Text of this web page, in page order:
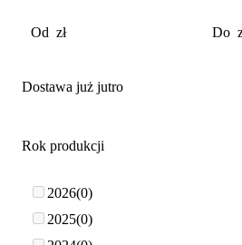
Dostawa już jutro
Rok produkcji
2026 0
2025 0